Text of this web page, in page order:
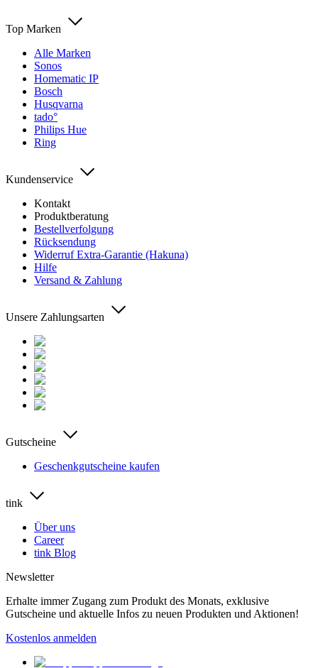
Top Marken
Alle Marken
Sonos
Homematic IP
Bosch
Husqvarna
tado°
Philips Hue
Ring
Kundenservice
Kontakt
Produktberatung
Bestellverfolgung
Rücksendung
Widerruf Extra-Garantie (Hakuna)
Hilfe
Versand & Zahlung
Unsere Zahlungsarten
Gutscheine
Geschenkgutscheine kaufen
tink
Über uns
Career
tink Blog
Newsletter
Erhalte immer Zugang zum Produkt des Monats, exklusive
Gutscheine und aktuelle Infos zu neuen Produkten und Aktionen!
Kostenlos anmelden